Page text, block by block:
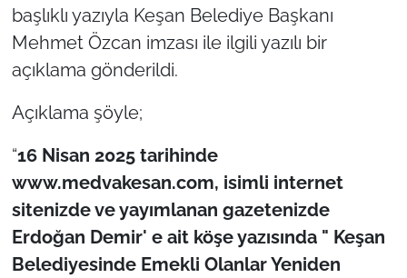
başlıklı yazıyla Keşan Belediye Başkanı
Mehmet Özcan imzası ile ilgili yazılı bir
açıklama gönderildi.
Açıklama şöyle;
“16 Nisan 2025 tarihinde
www.medvakesan.com, isimli internet
sitenizde ve yayımlanan gazetenizde
Erdoğan Demir' e ait köşe yazısında " Keşan
Belediyesinde Emekli Olanlar Yeniden
ÇANAKKALE
TÜRKİYE
Güvenlik
Genel
Politika